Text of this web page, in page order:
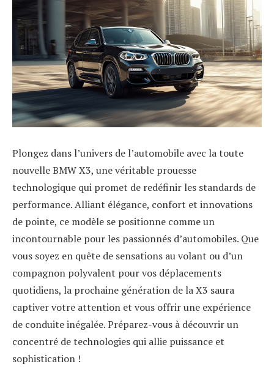
Plongez dans l’univers de l’automobile avec la toute
nouvelle BMW X3, une véritable prouesse
technologique qui promet de redéfinir les standards de
performance. Alliant élégance, confort et innovations
de pointe, ce modèle se positionne comme un
incontournable pour les passionnés d’automobiles. Que
vous soyez en quête de sensations au volant ou d’un
compagnon polyvalent pour vos déplacements
quotidiens, la prochaine génération de la X3 saura
captiver votre attention et vous offrir une expérience
de conduite inégalée. Préparez-vous à découvrir un
concentré de technologies qui allie puissance et
sophistication !